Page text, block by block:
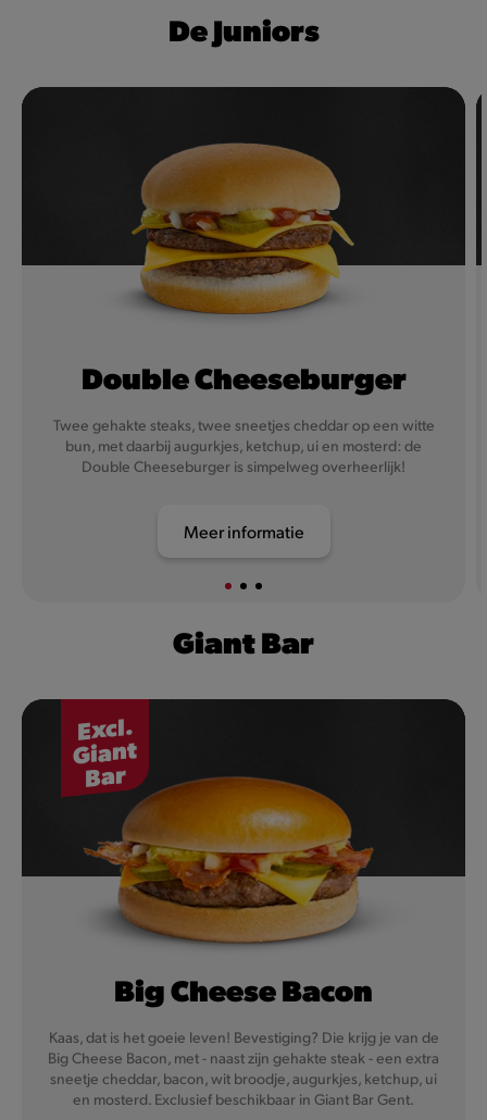
De Juniors
Double Cheeseburger
Twee gehakte steaks, twee sneetjes cheddar op een witte
bun, met daarbij augurkjes, ketchup, ui en mosterd: de
Double Cheeseburger is simpelweg overheerlijk!
Meer informatie
Giant Bar
Excl.
Giant
Bar
Big Cheese Bacon
Kaas, dat is het goeie leven! Bevestiging? Die krijg je van de
Big Cheese Bacon, met - naast zijn gehakte steak - een extra
sneetje cheddar, bacon, wit broodje, augurkjes, ketchup, ui
en mosterd. Exclusief beschikbaar in Giant Bar Gent.